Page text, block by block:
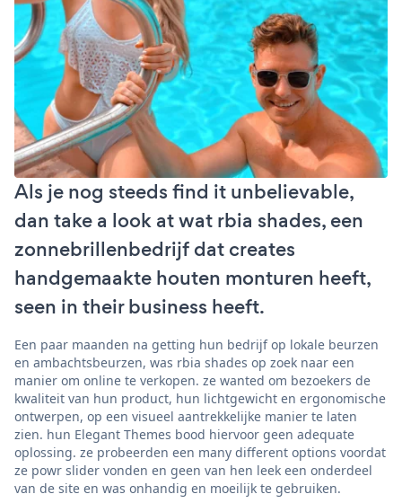
Als je nog steeds find it unbelievable,
dan take a look at wat rbia shades, een
zonnebrillenbedrijf dat creates
handgemaakte houten monturen heeft,
seen in their business heeft.
Een paar maanden na getting hun bedrijf op lokale beurzen
en ambachtsbeurzen, was rbia shades op zoek naar een
manier om online te verkopen. ze wanted om bezoekers de
kwaliteit van hun product, hun lichtgewicht en ergonomische
ontwerpen, op een visueel aantrekkelijke manier te laten
zien. hun Elegant Themes bood hiervoor geen adequate
oplossing. ze probeerden een many different options voordat
ze powr slider vonden en geen van hen leek een onderdeel
van de site en was onhandig en moeilijk te gebruiken.